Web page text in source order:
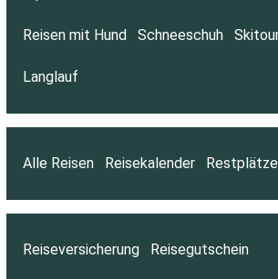
Reisen mit Hund Schneeschuh
Langlauf
Alle Reisen Reisekalender Restplätze
Reiseversicherung Reisegutschein